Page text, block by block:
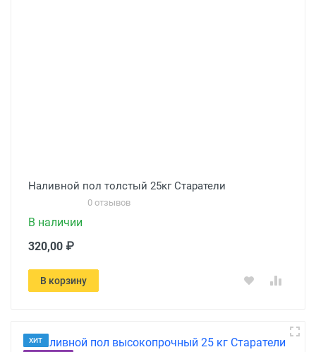
Наливной пол толстый 25кг Старатели
0 отзывов
В наличии
320,00 ₽
В корзину
ХИТ